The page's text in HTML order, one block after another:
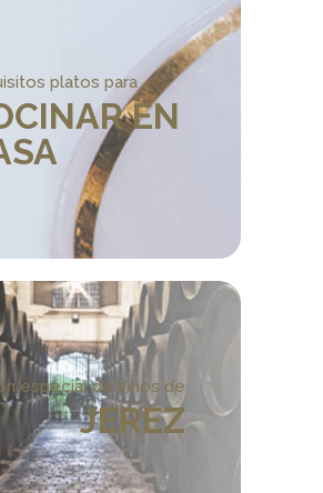
platos para
EN
especial de Vinos de
JEREZ